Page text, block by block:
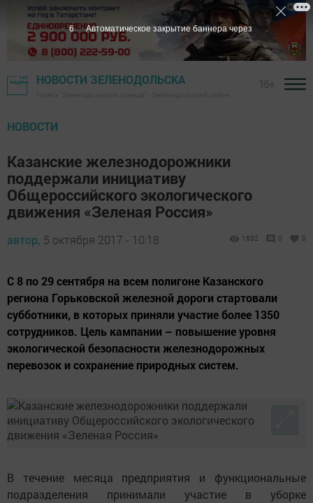
НОВОСТИ ЗЕЛЕНОДОЛЬСКА
НОВОСТИ
Казанские железнодорожники
поддержали инициативу
Общероссийского экологического
движения «Зеленая Россия»
автор, 5 октября 2017 - 10:18 1632 0 0
С 8 по 29 сентября на всем полигоне Казанского
региона Горьковской железной дороги стартовали
субботники, в которых приняли участие более 1350
сотрудников. Цель кампании – повышение уровня
экологической безопасности железнодорожных
перевозок и сохранение природных систем.
В течение месяца предприятия и функциональные
подразделения принимали участие в уборке
5 Автоматическое закрытие баннера через